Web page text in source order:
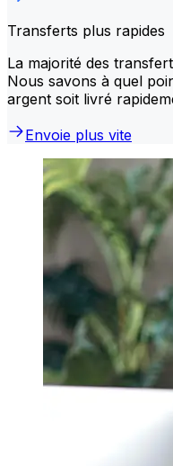
Transferts plus rapides
La majorité des
Nous savons à quel
argent soit livré
Envoie plus vite